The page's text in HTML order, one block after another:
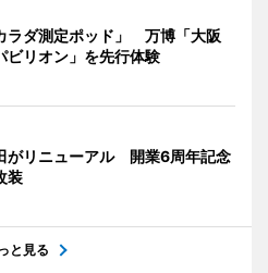
ラダ測定ポッド」 万博「大阪
ビリオン」を先行体験
がリニューアル 開業6周年記念
装
と見る